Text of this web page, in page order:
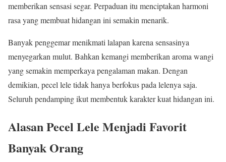
memberikan sensasi segar. Perpaduan itu menciptakan harmoni
rasa yang membuat hidangan ini semakin menarik.
Banyak penggemar menikmati lalapan karena sensasinya
menyegarkan mulut. Bahkan kemangi memberikan aroma wangi
yang semakin memperkaya pengalaman makan. Dengan
demikian, pecel lele tidak hanya berfokus pada lelenya saja.
Seluruh pendamping ikut membentuk karakter kuat hidangan ini.
Alasan Pecel Lele Menjadi Favorit
Banyak Orang